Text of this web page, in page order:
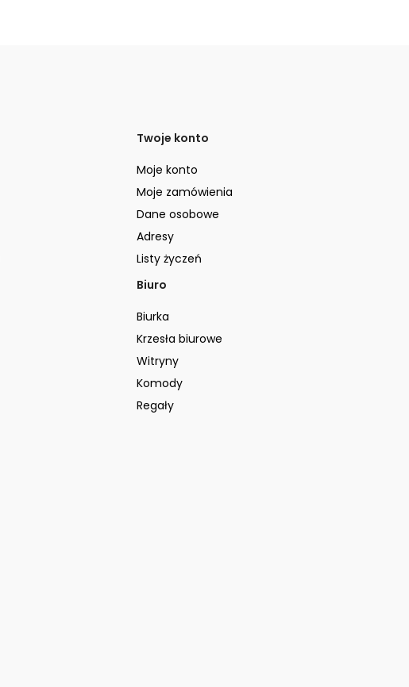
Twoje konto
Moje konto
Moje zamówienia
Dane osobowe
Adresy
Listy życzeń
Biuro
Biurka
Krzesła biurowe
Witryny
Komody
Regały